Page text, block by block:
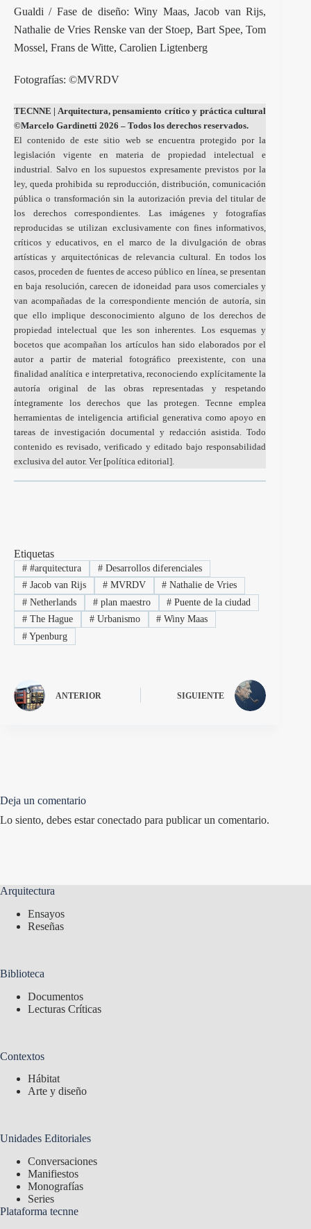
Gualdi / Fase de diseño: Winy Maas, Jacob van Rijs,
Nathalie de Vries Renske van der Stoep, Bart Spee, Tom
Mossel, Frans de Witte, Carolien Ligtenberg
Fotografías: ©MVRDV
TECNNE | Arquitectura, pensamiento crítico y práctica cultural
©Marcelo Gardinetti 2026 – Todos los derechos reservados.
El contenido de este sitio web se encuentra protegido por la
legislación vigente en materia de propiedad intelectual e
industrial. Salvo en los supuestos expresamente previstos por la
ley, queda prohibida su reproducción, distribución, comunicación
pública o transformación sin la autorización previa del titular de
los derechos correspondientes. Las imágenes y fotografías
reproducidas se utilizan exclusivamente con fines informativos,
críticos y educativos, en el marco de la divulgación de obras
artísticas y arquitectónicas de relevancia cultural. En todos los
casos, proceden de fuentes de acceso público en línea, se presentan
en baja resolución, carecen de idoneidad para usos comerciales y
van acompañadas de la correspondiente mención de autoría, sin
que ello implique desconocimiento alguno de los derechos de
propiedad intelectual que les son inherentes. Los esquemas y
bocetos que acompañan los artículos han sido elaborados por el
autor a partir de material fotográfico preexistente, con una
finalidad analítica e interpretativa, reconociendo explícitamente la
autoría original de las obras representadas y respetando
íntegramente los derechos que las protegen. Tecnne emplea
herramientas de inteligencia artificial generativa como apoyo en
tareas de investigación documental y redacción asistida. Todo
contenido es revisado, verificado y editado bajo responsabilidad
exclusiva del autor. Ver [política editorial].
Etiquetas
##arquitectura #Desarrollos diferenciales
#Jacob van Rijs #MVRDV # Nathalie de Vries
#Netherlands #plan maestro # Puente de la ciudad
#The Hague #Urbanismo # Winy Maas
#Ypenburg
ANTERIOR SIGUIENTE
Deja un comentario
Lo siento, debes estarconectado para publicar un comentario.
Arquitectura
Ensayos
Reseñas
Biblioteca
Documentos
Lecturas Críticas
Contextos
Hábitat
Arte y diseño
Unidades Editoriales
Conversaciones
Manifiestos
Monografías
Series
Plataforma tecnne